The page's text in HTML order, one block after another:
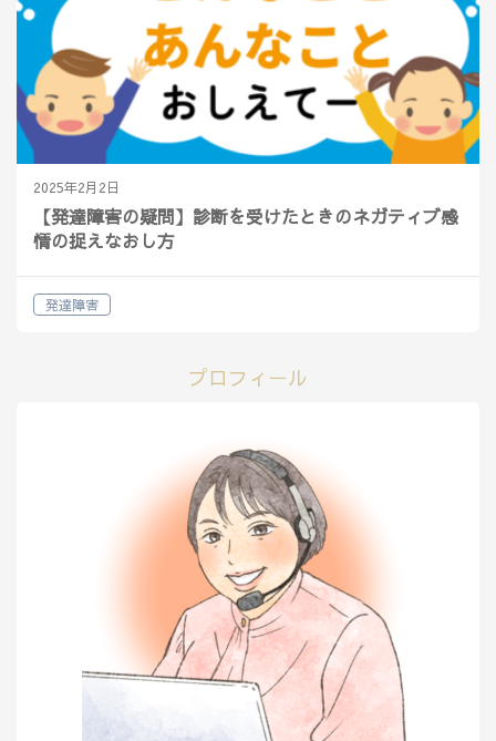
2025年2月2日
【発達障害の疑問】診断を受けたときのネガティブ感
情の捉えなおし方
発達障害
プロフィール